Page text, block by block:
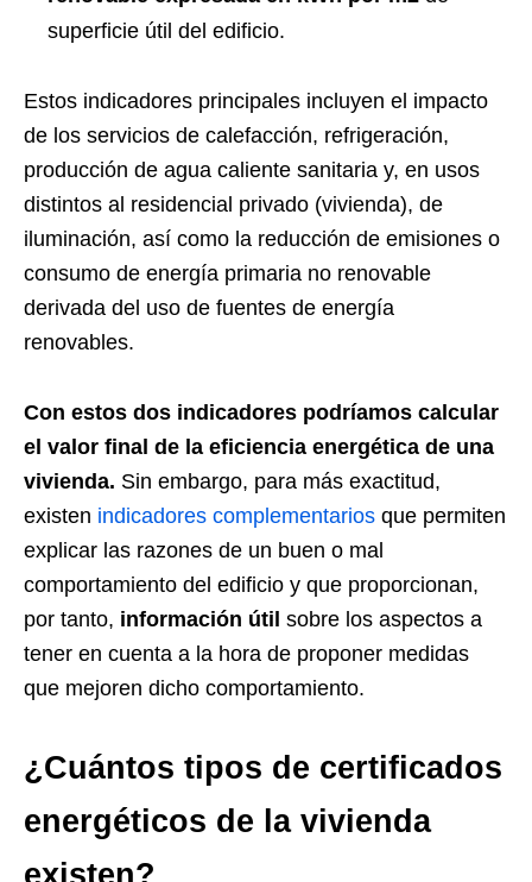
superficie útil del edificio.
Estos indicadores principales incluyen el impacto
de los servicios de calefacción, refrigeración,
producción de agua caliente sanitaria y, en usos
distintos al residencial privado (vivienda), de
iluminación, así como la reducción de emisiones o
consumo de energía primaria no renovable
derivada del uso de fuentes de energía
renovables.
Con estos dos indicadores podríamos calcular
el valor final de la eficiencia energética de una
vivienda. Sin embargo, para más exactitud,
existen indicadores complementarios que permiten
explicar las razones de un buen o mal
comportamiento del edificio y que proporcionan,
por tanto, información útil sobre los aspectos a
tener en cuenta a la hora de proponer medidas
que mejoren dicho comportamiento.
¿Cuántos tipos de certificados
energéticos de la vivienda
existen?